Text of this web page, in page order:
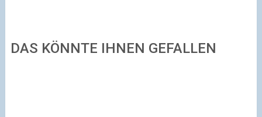
DAS KÖNNTE IHNEN GEFALLEN